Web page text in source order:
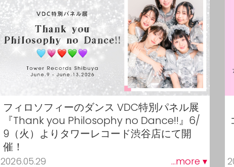
フィロソフィーのダンス VDC特別パネル展
『Thank you Philosophy no Dance!!』6/
9（火）よりタワーレコード渋谷店にて開
催！
2026.05.29 ...more ▾